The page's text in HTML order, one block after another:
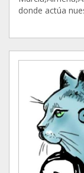
donde actúa